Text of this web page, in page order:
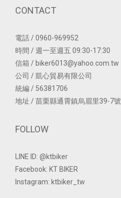
CONTACT
電話 / 0960-969952
時間 / 週一至週五 09:30-17:30
信箱 / biker6013@yahoo.com.tw
公司 / 凱心貿易有限公司
統編 / 56381706
地址 / 苗栗縣通霄鎮烏眉里39-7號
FOLLOW
LINE ID: @ktbiker
Facebook: KT BIKER
Instagram: ktbiker_tw